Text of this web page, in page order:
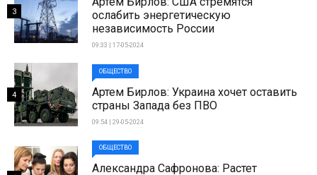
ослабить энергетическую
независимость России
09:33 | 17-05-2024
3
ОБЩЕСТВО
Артем Бирлов: Украина хочет оставить
страны Запада без ПВО
09:54 | 29-05-2024
4
ОБЩЕСТВО
Александра Сафронова: Растет